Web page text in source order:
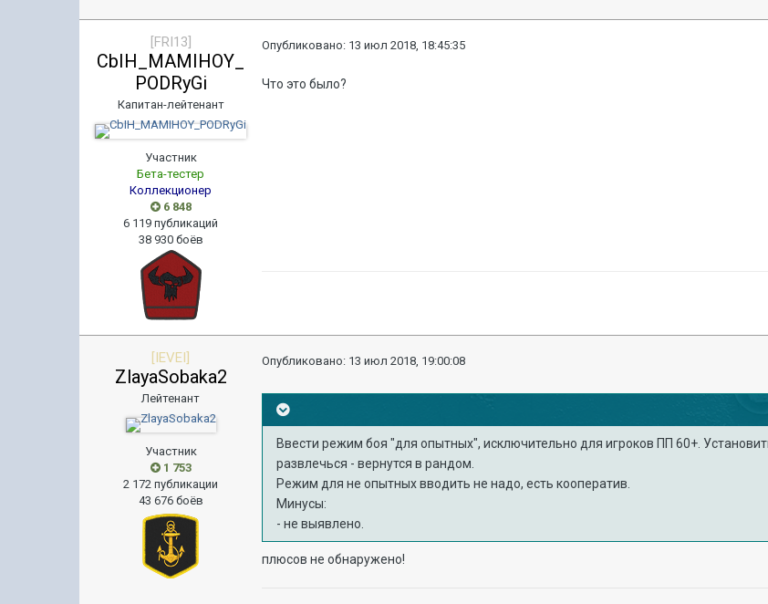
[FRI13]
CbIH_MAMIHOY_
PODRyGi
Капитан-лейтенант
Участник
Бета-тестер
Коллекционер
6 848
6 119 публикаций
38 930 боёв
Опубликовано: 13 июл 2018, 18:45:35
Что это было?
[IEVEI]
ZlayaSobaka2
Лейтенант
Участник
1 753
2 172 публикации
43 676 боёв
Опубликовано: 13 июл 2018, 19:00:08
Ввести режим боя "для опытных", исключительно для игроков ПП 60+.
развлечься - вернутся в рандом.
Режим для не опытных вводить не надо, есть кооператив.
Минусы:
- не выявлено.
плюсов не обнаружено!